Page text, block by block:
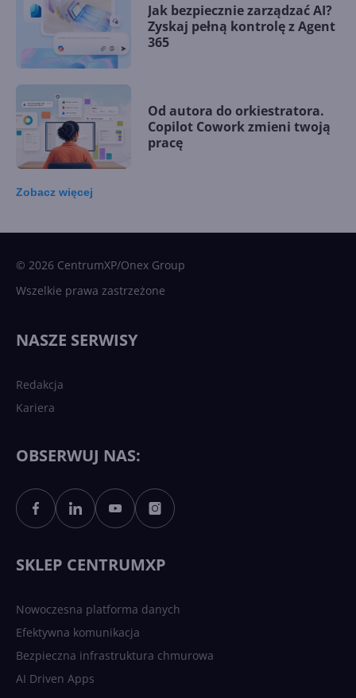
Jak bezpiecznie zarządzać AI?
Zyskaj pełną kontrolę z Agent
365
Od autora do orkiestratora.
Copilot Cowork zmieni twoją
pracę
Sztuczna inteligencja po
polsku. Dość barier
Zobacz więcej
© 2026 CentrumXP/Onex Group
Wszelkie prawa zastrzeżone
NASZE SERWISY
Redakcja
Kariera
OBSERWUJ NAS:
SKLEP CENTRUMXP
Nowoczesna platforma danych
Efektywna komunikacja
Bezpieczna infrastruktura chmurowa
AI Driven Apps